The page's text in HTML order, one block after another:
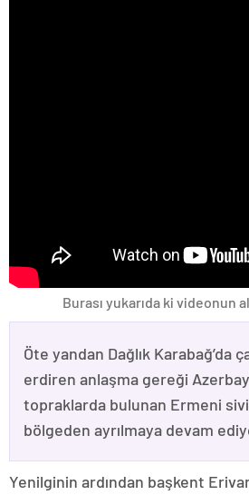
Burası yukarıda ki videonun
Öte yandan Dağlık Karabağ’da
erdiren anlaşma gereği
topraklarda bulunan Ermeni
bölgeden ayrılmaya devam
Yenilginin ardından başkent